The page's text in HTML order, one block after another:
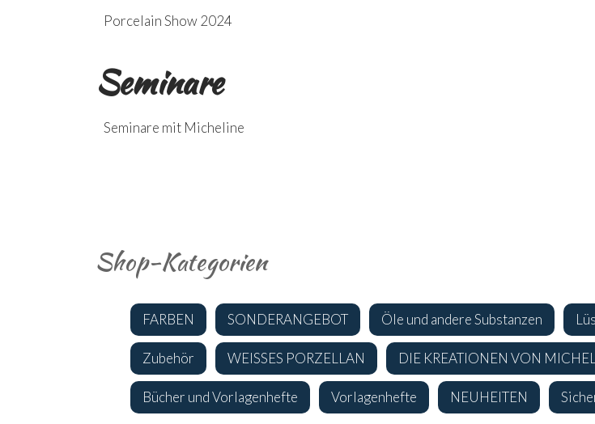
Porcelain Show 2024
Seminare
Seminare mit Micheline
Shop-Kategorien
FARBEN SONDERANGEBOT Öle und andere Substanzen
Zubehör WEISSES PORZELLAN DIE KREATIONEN VON
Bücher und Vorlagenhefte Vorlagenhefte NEUHEITEN